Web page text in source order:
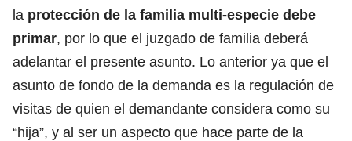
la protección de la familia multi-especie debe
primar, por lo que el juzgado de familia deberá
adelantar el presente asunto. Lo anterior ya que el
asunto de fondo de la demanda es la regulación de
visitas de quien el demandante considera como su
“hija”, y al ser un aspecto que hace parte de la